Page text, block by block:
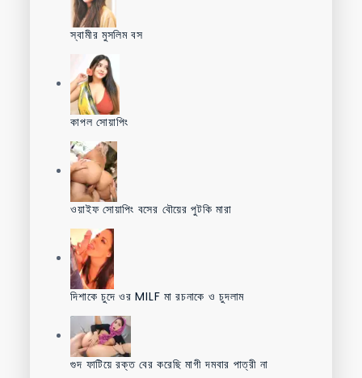
স্বামীর মুসলিম বস
কাপল সোয়াপিং
ওয়াইফ সোয়াপিং বসের বৌয়ের পুটকি মারা
দিশাকে চুদে ওর MILF মা রচনাকে ও চুদলাম
গুদ ফাটিয়ে রক্ত বের করেছি মাগী দমবার পাত্রী না